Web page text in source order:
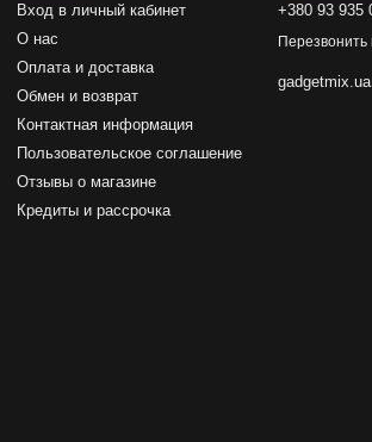
Вход в личный кабинет
О нас
Оплата и доставка
Обмен и возврат
Контактная информация
Пользовательское соглашение
Отзывы о магазине
Кредиты и рассрочка
+380 93 935
Перезвонить